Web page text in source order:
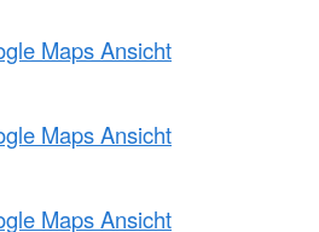
Maps Ansicht
Maps Ansicht
Maps Ansicht